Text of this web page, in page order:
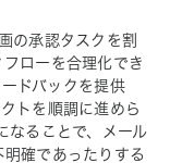
の承認タスクを割
ローを合理化でき
ドバックを提供
トを順調に進めら
なることで、メール
確であったりする